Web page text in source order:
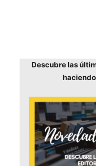
Descubre las